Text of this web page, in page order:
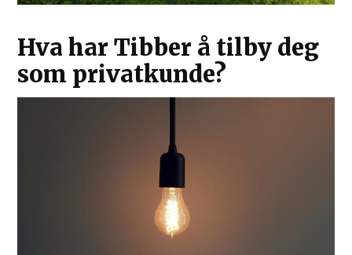
Hva har Tibber å tilby deg
som privatkunde?